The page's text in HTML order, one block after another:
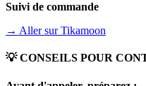
Suivi de commande
→ Aller surTikamoon
💡 CONSEILS POUR